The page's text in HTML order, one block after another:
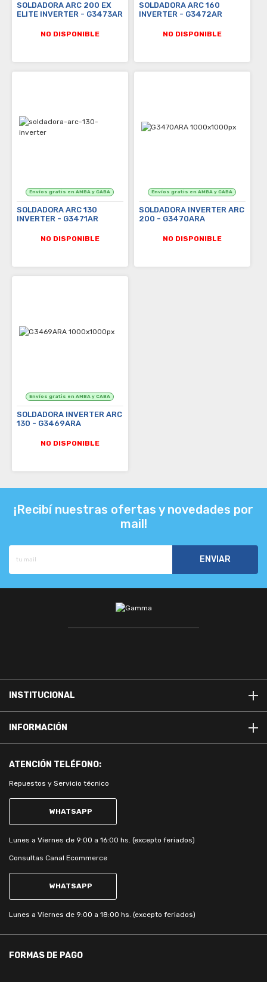
SOLDADORA ARC 200 EX
ELITE INVERTER - G3473AR
NO DISPONIBLE
SOLDADORA ARC 160
INVERTER - G3472AR
NO DISPONIBLE
SOLDADORA ARC 130
INVERTER - G3471AR
NO DISPONIBLE
SOLDADORA INVERTER ARC
200 - G3470ARA
NO DISPONIBLE
SOLDADORA INVERTER ARC
130 - G3469ARA
NO DISPONIBLE
¡Recibí nuestras ofertas y novedades por
mail!
INSTITUCIONAL
INFORMACIÓN
ATENCIÓN TELÉFONO:
Repuestos y Servicio técnico
WHATSAPP
Lunes a Viernes de 9:00 a 16:00 hs. (excepto feriados)
Consultas Canal Ecommerce
WHATSAPP
Lunes a Viernes de 9:00 a 18:00 hs. (excepto feriados)
FORMAS DE PAGO